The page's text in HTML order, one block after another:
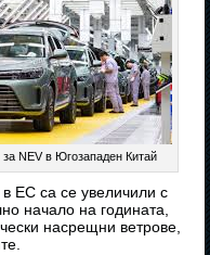
NEV в Югозападен Китай
ЕС са се увеличили с
начало на годината,
насрещни ветрове,